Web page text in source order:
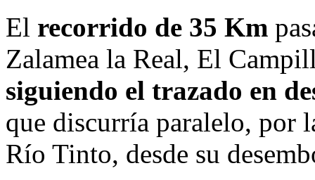
El recorrido de 35 Km
Zalamea la Real, El
siguiendo el trazado en
que discurría paralelo, por
Río Tinto, desde su